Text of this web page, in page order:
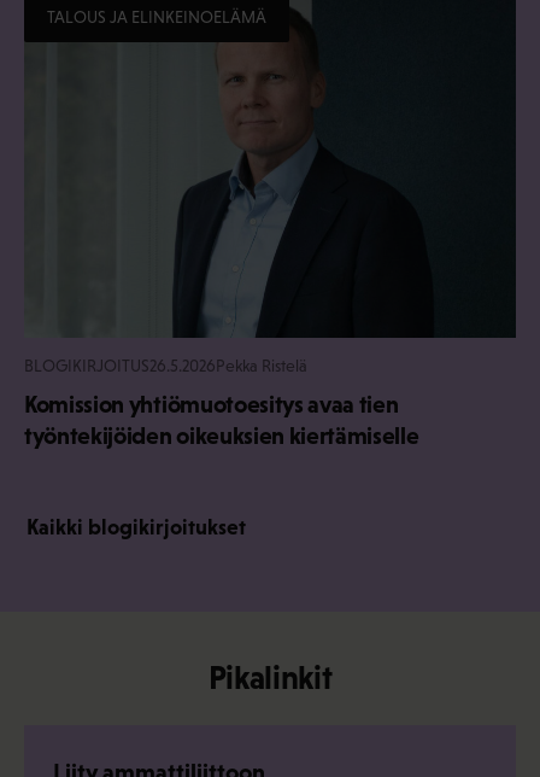
TALOUS JA ELINKEINOELÄMÄ
BLOGIKIRJOITUS26.5.2026Pekka Ristelä
Komission yhtiömuotoesitys avaa tien
työntekijöiden oikeuksien kiertämiselle
Kaikki blogikirjoitukset
Pikalinkit